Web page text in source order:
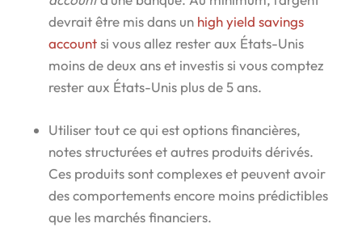
devrait être mis dans un high yield savings
accountsi vous allez rester aux États-Unis
moins de deux ans et investis si vous comptez
rester aux États-Unis plus de 5 ans.
Utiliser tout ce qui est options financières,
notes structurées et autres produits dérivés.
Ces produits sont complexes et peuvent avoir
des comportements encore moins prédictibles
que les marchés financiers.